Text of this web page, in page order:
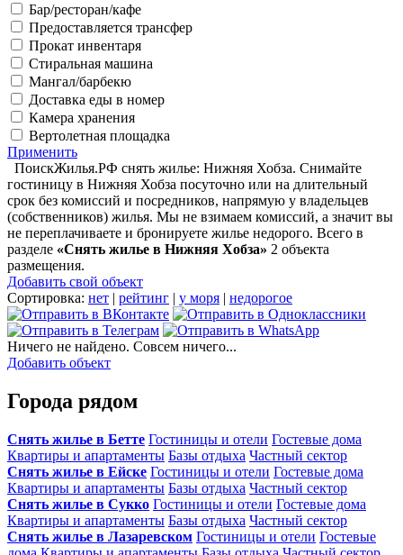
Бар/ресторан/кафе
Предоставляется трансфер
Прокат инвентаря
Стиральная машина
Мангал/барбекю
Доставка еды в номер
Камера хранения
Вертолетная площадка
Применить
ПоискЖилья.РФ снять жилье: Нижняя Хобза. Снимайте
гостиницу в Нижняя Хобза посуточно или на длительный
срок без комиссий и посредников, напрямую у владельцев
(собственников) жилья. Мы не взимаем комиссий, а значит вы
не переплачиваете и бронируете жилье недорого. Всего в
разделе «Снять жилье в Нижняя Хобза» 2 объекта
размещения.
Добавить свой объект
Сортировка: нет | рейтинг | у моря | недорогое
Ничего не найдено. Совсем ничего...
Добавить объект
Города рядом
Снять жилье в Бетте Гостиницы и отели Гостевые дома
Квартиры и апартаменты Базы отдыха Частный сектор
Снять жилье в Ейске Гостиницы и отели Гостевые дома
Квартиры и апартаменты Базы отдыха Частный сектор
Снять жилье в Сукко Гостиницы и отели Гостевые дома
Квартиры и апартаменты Базы отдыха Частный сектор
Снять жилье в Лазаревском Гостиницы и отели Гостевые